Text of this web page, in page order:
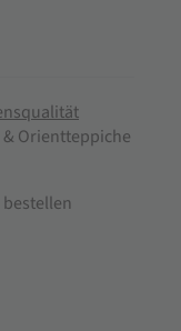
Orientteppiche